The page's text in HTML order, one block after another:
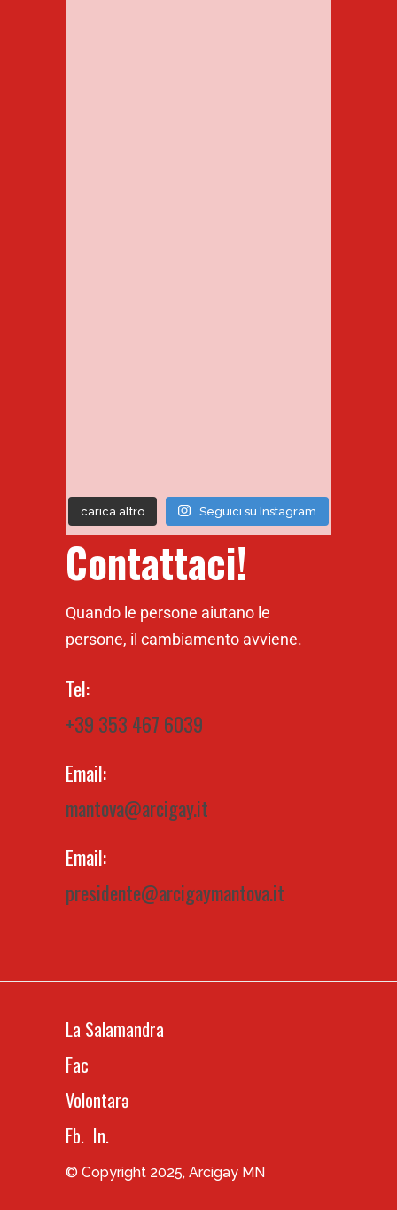
carica altro Seguici su Instagram
Contattaci!
Quando le persone aiutano le
persone, il cambiamento avviene.
Tel:
+39 353 467 6039
Email:
mantova@arcigay.it
Email:
presidente@arcigaymantova.it
La Salamandra
Fac
Volontarə
Fb. In.
© Copyright 2025, Arcigay MN